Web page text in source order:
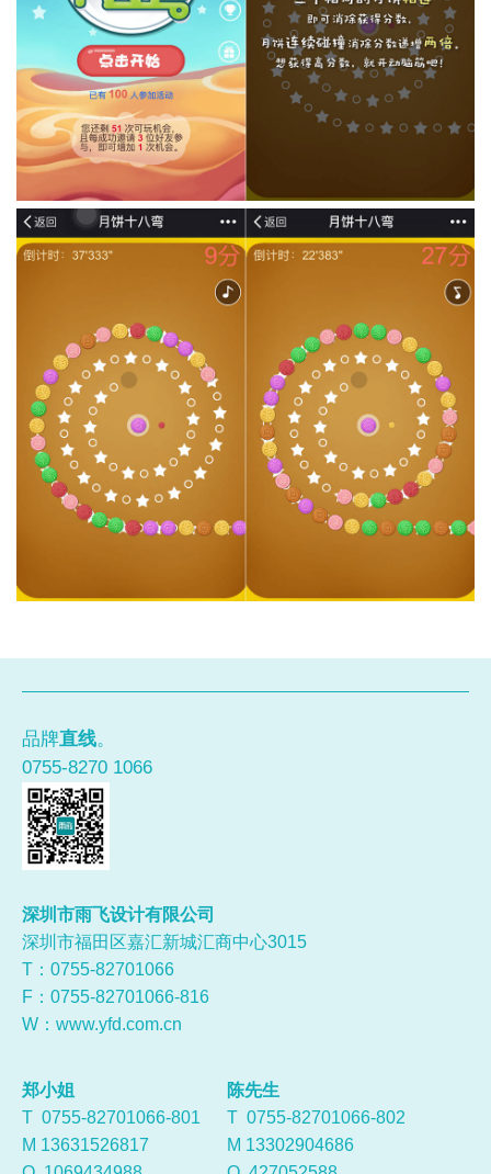
品牌直线。
0755-8270 1066
深圳市雨飞设计有限公司
深圳市福田区嘉汇新城汇商中心3015
T：0755-82701066
F：0755-82701066-816
W： www.yfd.com.cn
郑小姐
T 0755-82701066-801
M 13631526817
陈先生
T 0755-82701066-802
M 13302904686